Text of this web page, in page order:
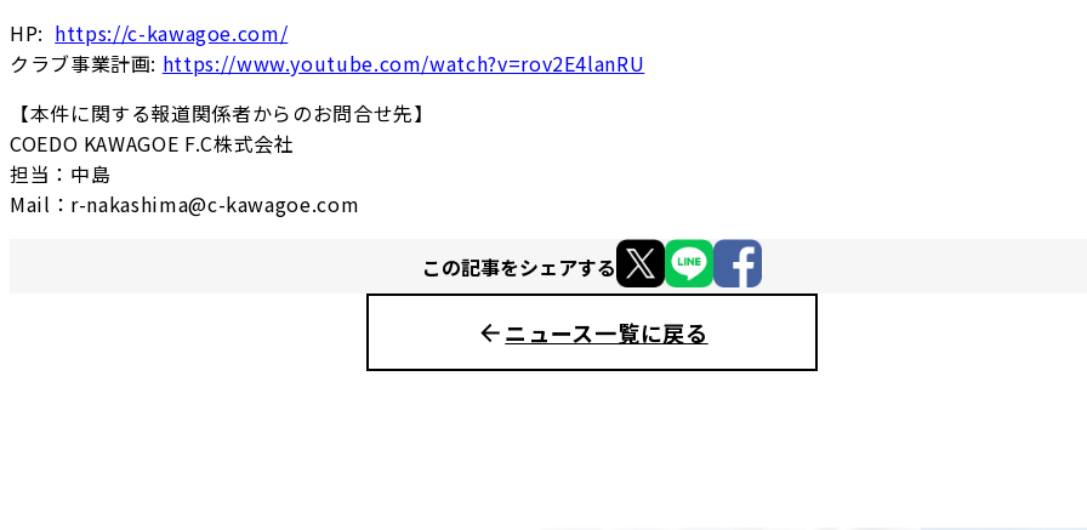
HP: https://c-kawagoe.com/
クラブ事業計画: https://www.youtube.com/watch?v=rov2E4lanRU
【本件に関する報道関係者からのお問合せ先】
COEDO KAWAGOE F.C株式会社
担当：中島
Mail：r-nakashima@c-kawagoe.com
この記事をシェアする
ニュース一覧に戻る